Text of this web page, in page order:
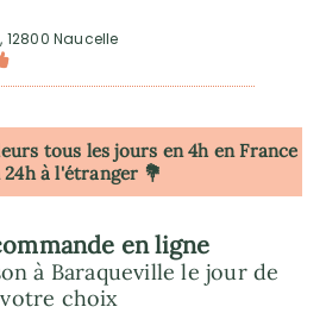
Naucelle
tous les jours en 4h en France
24h à l'étranger 💐
en ligne
à Baraqueville le jour de
votre choix